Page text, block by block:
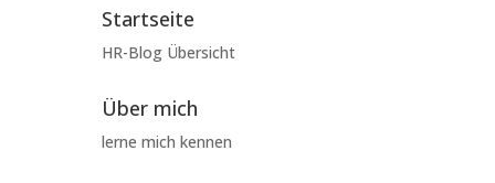
Startseite
HR-Blog Übersicht
Über mich
lerne mich kennen